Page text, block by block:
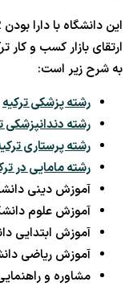
ارتقای بازار کسب و کار
به شرح زیر است:
رشته پزشکی ترکیه
رشته دندا‌نپزشکی
رشته پرستاری
رشته مامایی در
آموزش دینی
آموزش علوم
آموزش ابتدایی
آموزش ریاضی
مشاوره و